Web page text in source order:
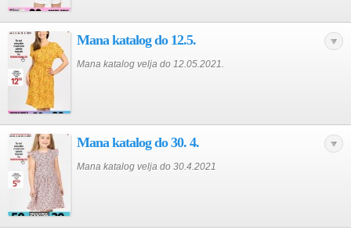
Mana katalog do 12.5.
Mana katalog velja do 12.05.2021.
Mana katalog do 30. 4.
Mana katalog velja do 30.4.2021